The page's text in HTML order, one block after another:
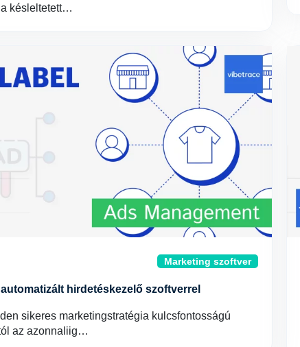
késleltetett…
Marketing szoftver
hirdetéskezelő szoftverrel
sikeres marketingstratégia kulcsfontosságú
az azonnaliig…